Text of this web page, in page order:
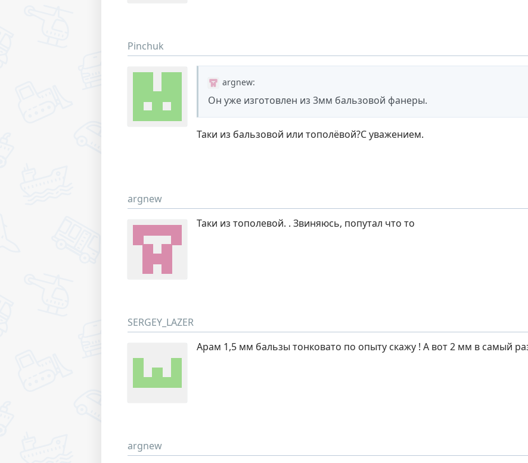
Pinchuk
argnew:
Он уже изготовлен из 3мм бальзовой фанеры.
Таки из бальзовой или тополёвой?С уважением.
argnew
Таки из тополевой. . Звиняюсь, попутал что то
SERGEY_LAZER
Арам 1,5 мм бальзы тонковато по опыту скажу ! А вот 2 мм в самый
argnew